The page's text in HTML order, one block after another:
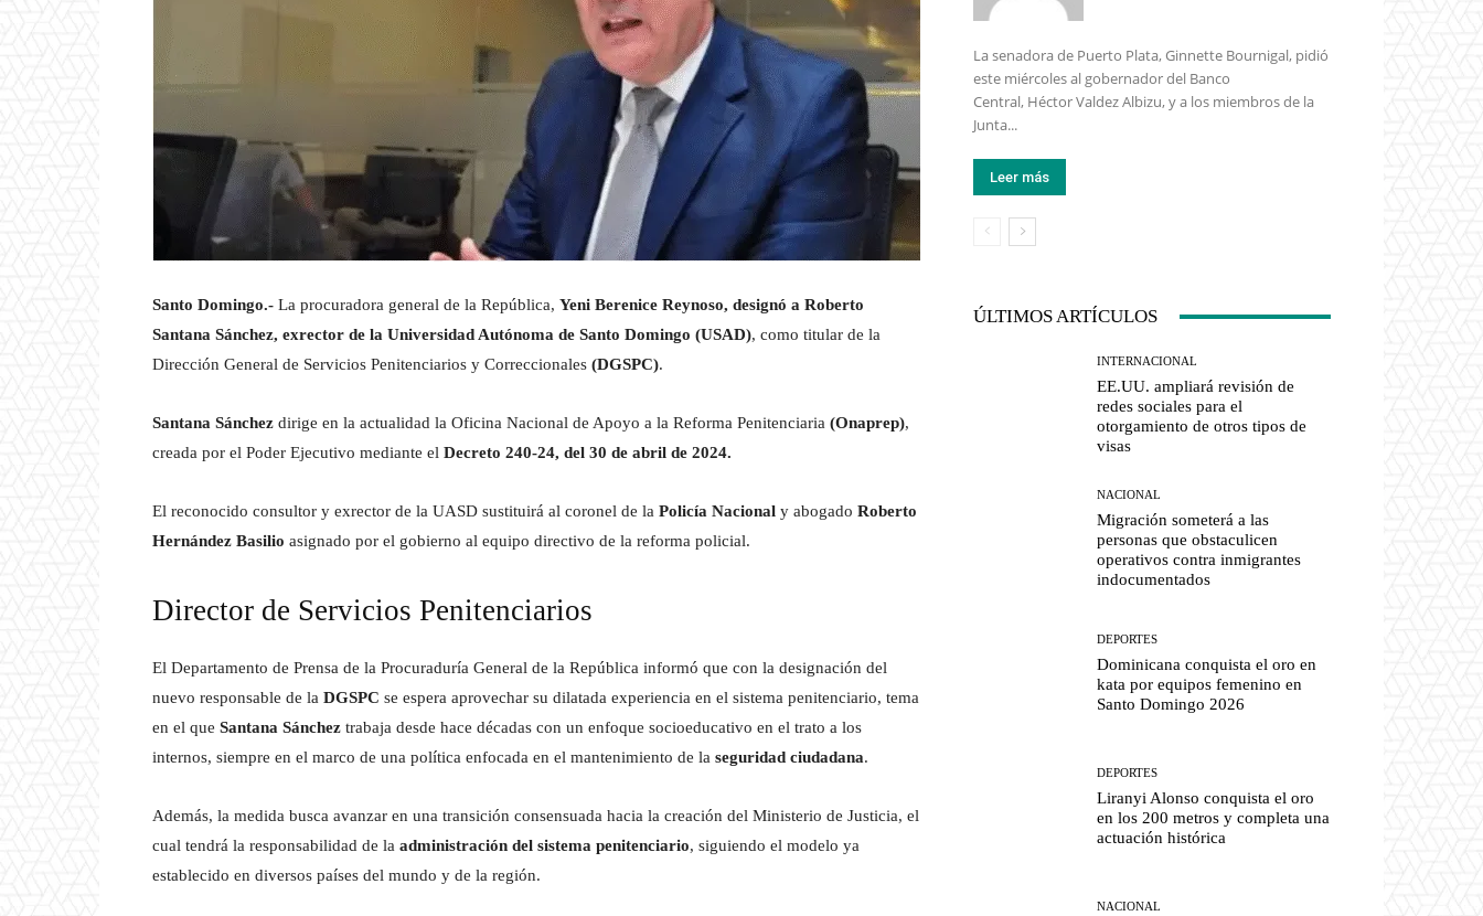
Santo Domingo.- La procuradora general de la República, Yeni Berenice Reynoso, designó a Roberto
Santana Sánchez, exrector de la Universidad Autónoma de Santo Domingo (USAD), como titular de la
Dirección General de Servicios Penitenciarios y Correccionales (DGSPC).
Santana Sánchez dirige en la actualidad la Oficina Nacional de Apoyo a la Reforma Penitenciaria (Onaprep),
creada por el Poder Ejecutivo mediante el Decreto 240-24, del 30 de abril de 2024.
El reconocido consultor y exrector de la UASD sustituirá al coronel de la Policía Nacional y abogado Roberto
Hernández Basilio asignado por el gobierno al equipo directivo de la reforma policial.
Director de Servicios Penitenciarios
El Departamento de Prensa de la Procuraduría General de la República informó que con la designación del
nuevo responsable de la DGSPC se espera aprovechar su dilatada experiencia en el sistema penitenciario, tema
en el que Santana Sánchez trabaja desde hace décadas con un enfoque socioeducativo en el trato a los
internos, siempre en el marco de una política enfocada en el mantenimiento de la seguridad ciudadana.
Además, la medida busca avanzar en una transición consensuada hacia la creación del Ministerio de Justicia, el
cual tendrá la responsabilidad de la administración del sistema penitenciario, siguiendo el modelo ya
establecido en diversos países del mundo y de la región.
La senadora de Puerto Plata, Ginnette Bournigal, pidió
este miércoles al gobernador del Banco
Central, Héctor Valdez Albizu, y a los miembros de la
Junta...
Leer más
ÚLTIMOS ARTÍCULOS
INTERNACIONAL
EE.UU. ampliará revisión de
redes sociales para el
otorgamiento de otros tipos de
visas
NACIONAL
Migración someterá a las
personas que obstaculicen
operativos contra inmigrantes
indocumentados
DEPORTES
Dominicana conquista el oro en
kata por equipos femenino en
Santo Domingo 2026
DEPORTES
Liranyi Alonso conquista el oro
en los 200 metros y completa una
actuación histórica
NACIONAL